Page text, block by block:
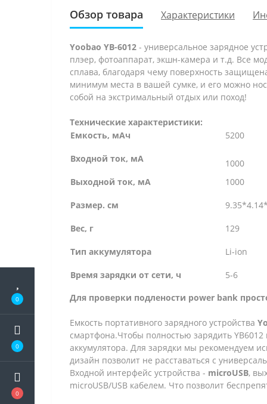
0
0
0
Обзор товара Характеристики
Yoobao YB-6012 - универсальное зарядное
плэер, фотоаппарат, экшн-камера и т.д. Все
сплава, благодаря чему поверхность
минимум места в вашей сумке, и его можно
собой на экстримальный отдых или поход!
Технические характеристики:
Емкость, мАч
5200
Входной ток, мА
1000
Выходной ток, мА
1000
Размер. см
Вес, г 129
Тип аккумулятора Li-ion
Время зарядки от сети, ч
5-6
Для проверки подлености power bank
Емкость портативного зарядного устройства
смартфона.Чтобы полностью зарядить
аккумулятора. Для зарядки мы рекомендуем
дизайн позволит не расставаться с
Входной интерфейс устройства - microUSB,
microUSB/USB кабелем. Что позволит